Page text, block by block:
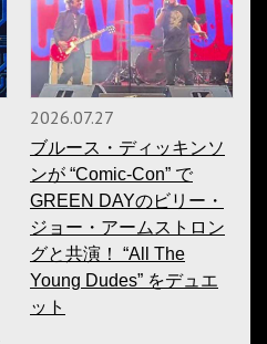
2026.07.27
ブルース・ディッキンソ
ンが “Comic-Con” で
GREEN DAYのビリー・
ジョー・アームストロン
グと共演！ “All The
Young Dudes” をデュエ
ット